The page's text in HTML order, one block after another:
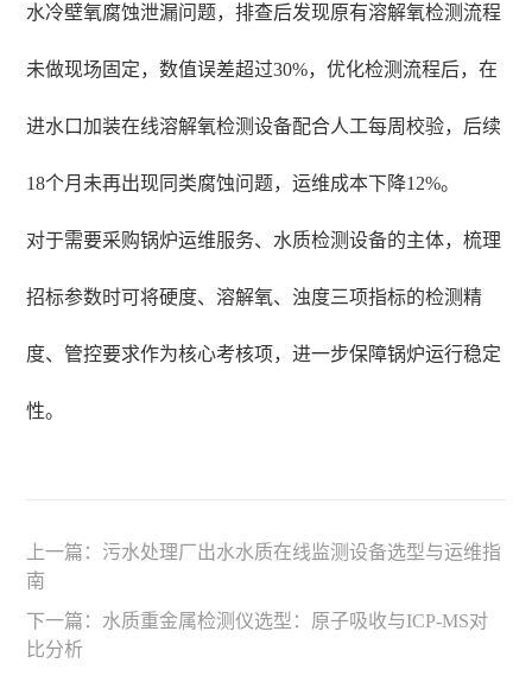
水冷壁氧腐蚀泄漏问题，排查后发现原有溶解氧检测流程
未做现场固定，数值误差超过30%，优化检测流程后，在
进水口加装在线溶解氧检测设备配合人工每周校验，后续
18个月未再出现同类腐蚀问题，运维成本下降12%。
对于需要采购锅炉运维服务、水质检测设备的主体，梳理
招标参数时可将硬度、溶解氧、浊度三项指标的检测精
度、管控要求作为核心考核项，进一步保障锅炉运行稳定
性。
上一篇： 污水处理厂出水水质在线监测设备选型与运维指
南
下一篇： 水质重金属检测仪选型：原子吸收与ICP-MS对
比分析